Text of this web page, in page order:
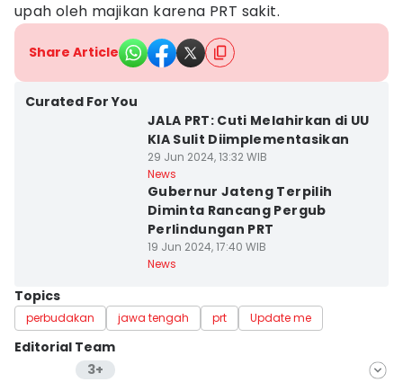
upah oleh majikan karena PRT sakit.
Share Article
Curated For You
JALA PRT: Cuti Melahirkan di UU
KIA Sulit Diimplementasikan
29 Jun 2024, 13:32 WIB
News
Gubernur Jateng Terpilih
Diminta Rancang Pergub
Perlindungan PRT
19 Jun 2024, 17:40 WIB
News
Topics
perbudakan jawa tengah prt Update me
Editorial Team
3+